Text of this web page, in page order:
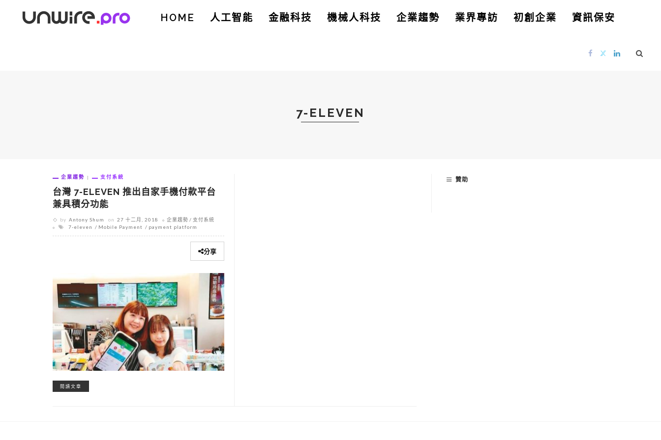
HOME 人工智能 金融科技 機械人科技 企業趨勢 業界專訪 初創企業 資訊保安
7-ELEVEN
企業趨勢 支付系統
台灣 7-ELEVEN 推出自家手機付款平台
兼具積分功能
by Antony Shum on 27 十二月, 2018 企業趨勢
支付系統
7-eleven
Mobile Payment payment platform
分享
閱讀文章
贊助